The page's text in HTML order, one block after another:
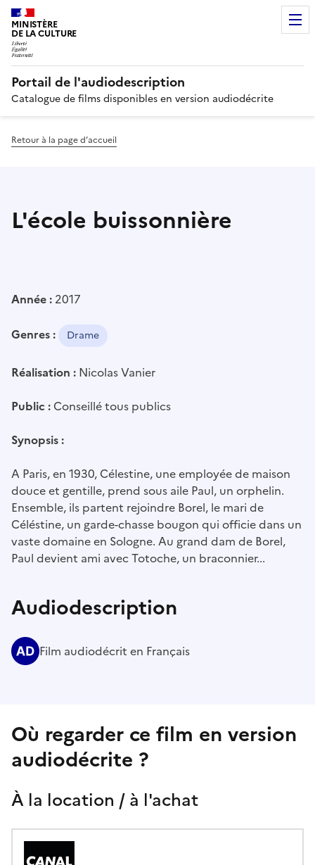
MINISTÈRE
DE LA CULTURE
Portail de l'audiodescription
Catalogue de films disponibles en version audiodécrite
Retour à la page d’accueil
L'école buissonnière
Année : 2017
Genres : Drame
Réalisation : Nicolas Vanier
Public : Conseillé tous publics
Synopsis :
A Paris, en 1930, Célestine, une employée de maison
douce et gentille, prend sous aile Paul, un orphelin.
Ensemble, ils partent rejoindre Borel, le mari de
Céléstine, un garde-chasse bougon qui officie dans un
vaste domaine en Sologne. Au grand dam de Borel,
Paul devient ami avec Totoche, un braconnier...
Audiodescription
Film audiodécrit en Français
Où regarder ce film en version
audiodécrite ?
À la location / à l'achat